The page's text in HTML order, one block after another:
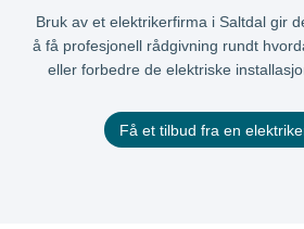
Bruk av et elektrikerfirma i Saltdal gir
å få profesjonell rådgivning rundt
eller forbedre de elektriske
Få et tilbud fra en